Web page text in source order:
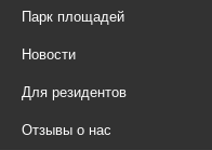
Парк площадей
Новости
Для резидентов
Отзывы о нас